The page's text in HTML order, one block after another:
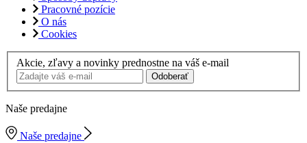
Pracovné pozície
O nás
Cookies
Akcie, zľavy a novinky prednostne na váš e-mail
Odoberať
Naše predajne
Naše predajne